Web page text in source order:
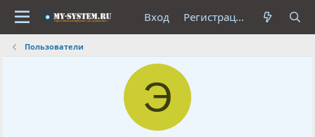
Вход Регистрация
Пользователи
Э